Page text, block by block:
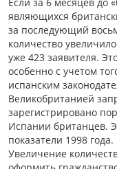
являющихся
за последующий
количество
уже 423 заявителя.
особенно с учетом
испанским
Великобританией
зарегистрировано
Испании британцев.
показатели 1998 года.
Увеличение